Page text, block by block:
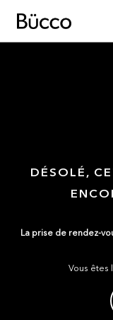
DÉSOLÉ,
La prise de rendez-
Vous êtes